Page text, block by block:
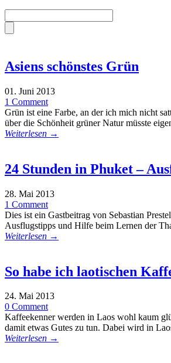
Asiens schönstes Grün
01. Juni 2013
1 Comment
Grün ist eine Farbe, an der ich mich nicht
über die Schönheit grüner Natur müsste
Weiterlesen →
24 Stunden in Phuket –
28. Mai 2013
1 Comment
Dies ist ein Gastbeitrag von Sebastian
Ausflugstipps und Hilfe beim Lernen der
Weiterlesen →
So habe ich laotischen
24. Mai 2013
0 Comment
Kaffeekenner werden in Laos wohl kaum
damit etwas Gutes zu tun. Dabei wird in
Weiterlesen →